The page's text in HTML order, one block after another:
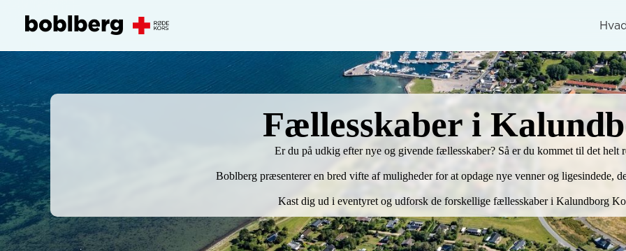
Fællesskaber i
Er du på udkig efter nye og givende fællesskaber? Så er du kommet til det helt
Boblberg præsenterer en bred vifte af muligheder for at opdage nye venner og ligesindede,
Kast dig ud i eventyret og udforsk de forskellige fællesskaber i Kalundborg